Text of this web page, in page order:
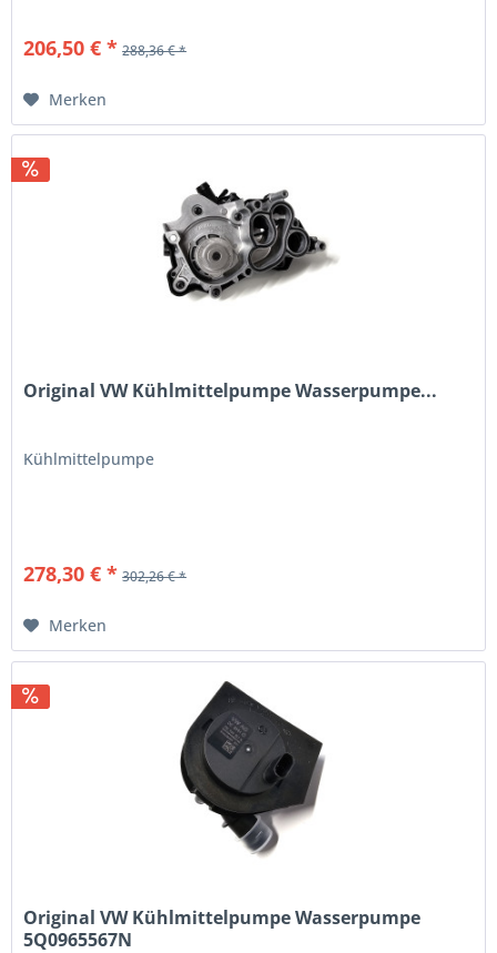
206,50 € * 288,36 € *
Merken
Original VW Kühlmittelpumpe Wasserpumpe...
Kühlmittelpumpe
278,30 € * 302,26 € *
Merken
Original VW Kühlmittelpumpe Wasserpumpe
5Q0965567N